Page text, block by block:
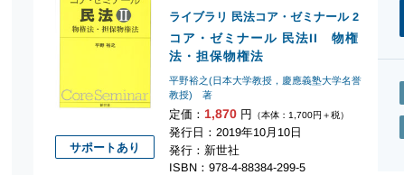
コア・ゼミナール 民法II 物権
法・担保物権法
ライブラリ 民法コア・ゼミナール2
平野裕之(日本大学教授，慶應義塾大学名誉
教授) 著
定価： 1,870円 （本体：1,700円＋税）
発行日：2019年10月10日
発行：新世社
ISBN：978-4-88384-299-5
サポートあり